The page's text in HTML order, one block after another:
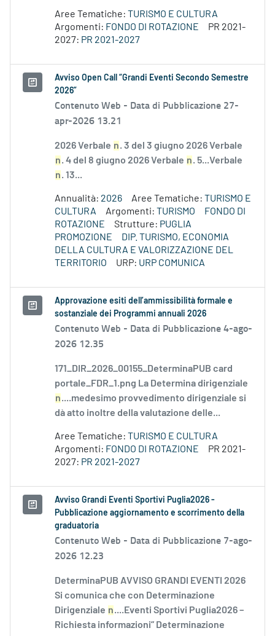
Aree Tematiche: TURISMO E CULTURA
Argomenti: FONDO DI ROTAZIONE
PR 2021-
2027: PR 2021-2027
Avviso Open Call “Grandi Eventi Secondo Semestre
2026”
Contenuto Web - Data di Pubblicazione 27-
apr-2026 13.21
2026 Verbale n. 3 del 3 giugno 2026 Verbale
n. 4 del 8 giugno 2026 Verbale n. 5...Verbale
n. 13...
Annualità: 2026 Aree Tematiche: TURISMO E
CULTURA
Argomenti: TURISMO
FONDO DI
ROTAZIONE
Strutture: PUGLIA
PROMOZIONE
DIP. TURISMO, ECONOMIA
DELLA CULTURA E VALORIZZAZIONE DEL
TERRITORIO
URP: URP COMUNICA
Approvazione esiti dell’ammissibilità formale e
sostanziale dei Programmi annuali 2026
Contenuto Web - Data di Pubblicazione 4-ago-
2026 12.35
171_DIR_2026_00155_DeterminaPUB card
portale_FDR_1.png La Determina dirigenziale
n....medesimo provvedimento dirigenziale si
dà atto inoltre della valutazione delle...
Aree Tematiche: TURISMO E CULTURA
Argomenti: FONDO DI ROTAZIONE
PR 2021-
2027: PR 2021-2027
Avviso Grandi Eventi Sportivi Puglia2026 -
Pubblicazione aggiornamento e scorrimento della
graduatoria
Contenuto Web - Data di Pubblicazione 7-ago-
2026 12.23
DeterminaPUB AVVISO GRANDI EVENTI 2026
Si comunica che con Determinazione
Dirigenziale n....Eventi Sportivi Puglia2026 –
Richiesta informazioni” Determinazione